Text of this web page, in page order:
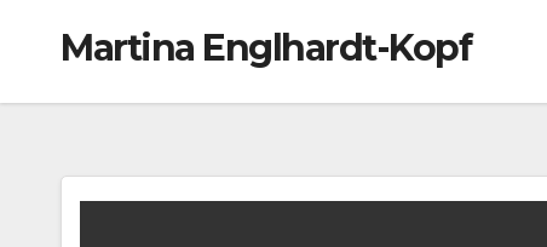
Martina Englhardt-Kopf